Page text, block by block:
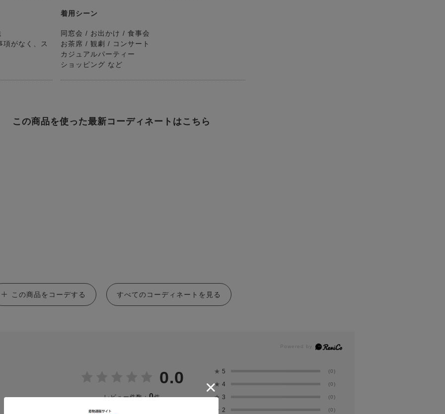
がなく、ス
着用シーン
同窓会 / お出かけ / 食事会
お茶席 / 観劇 / コンサート
カジュアルパーティー
ショッピング など
この商品を使った最新コーディネートはこちら
この商品をコーデする すべてのコーディネートを見る
0.0
レビュー件数：0件
★ 5 (0)
★ 4 (0)
★ 3 (0)
★ 2 (0)